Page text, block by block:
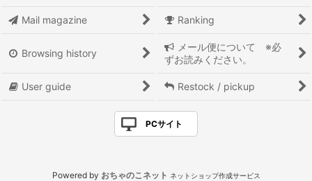
Mail magazine Ranking
Browsing history
メール便について ※必
ずお読みください。
User guide Restock / pickup
PCサイト
Powered by おちゃのこネット ネットショップ作成サービス